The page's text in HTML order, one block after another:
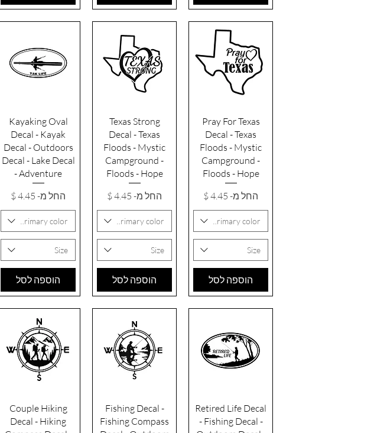
תצוגה מהירה
Pray For Texas
Decal - Texas
Floods - Mystic
Campground -
Floods - Hope
החל מ-
מחיר מבצע
Primary color
Size
הוספה לסל
תצוגה מהירה
Texas Strong
Decal - Texas
Floods - Mystic
Campground -
Floods - Hope
החל מ-
מחיר מבצע
Primary color
Size
הוספה לסל
תצוגה מהירה
Kayaking Oval
Decal - Kayak
Decal - Outdoors
Decal - Lake Decal
- Adventure
החל מ-
מחיר מבצע
Primary color
Size
הוספה לסל
תצוגה מהירה
Retired Life Decal
- Fishing Decal -
תצוגה מהירה
Fishing Decal -
Fishing Compass
תצוגה מהירה
Couple Hiking
Decal - Hiking